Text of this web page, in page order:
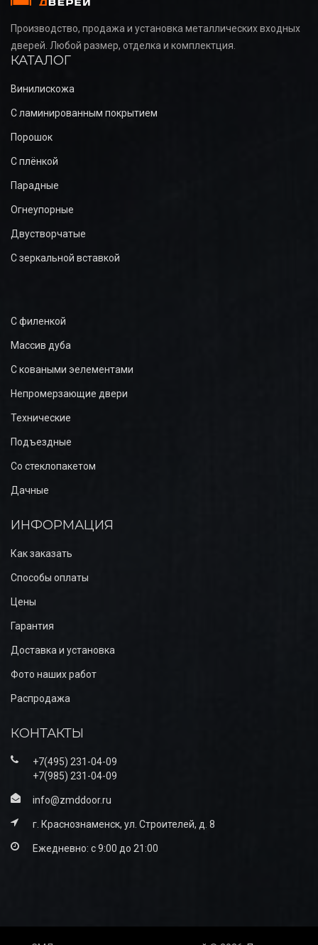
Производство, продажа и установка металлических входных
дверей. Любой размер, отделка и комплектция.
КАТАЛОГ
Винилискожа
С ламинированным покрытием
Порошок
С плёнкой
Парадные
Огнеупорные
Двустворчатые
С зеркальной вставкой
С филенкой
Массив дуба
С коваными эелементами
Непромерзающие двери
Технические
Подъездные
Со стеклопакетом
Дачные
ИНФОРМАЦИЯ
Как заказать
Способы оплаты
Цены
Гарантия
Доставка и установка
Фото наших работ
Распродажа
КОНТАКТЫ
+7(495) 231-04-09
+7(985) 231-04-09
info@zmddoor.ru
г. Краснознаменск, ул. Строителей, д. 8
Ежедневно: с 9:00 до 21:00